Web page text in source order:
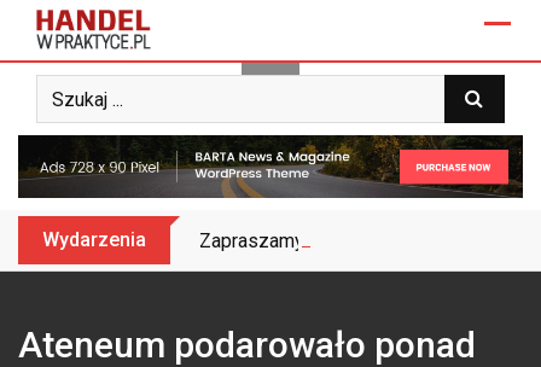
content
Wydarzenia Zapraszamy na Biznes&Trendy 2025
Ateneum podarowało ponad